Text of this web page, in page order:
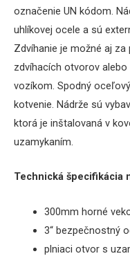
označenie UN kódom.
uhlíkovej ocele a sú
Zdvíhanie je možné aj
zdvíhacích otvorov
vozíkom. Spodný
kotvenie. Nádrže sú
ktorá je inštalovaná v
uzamykaním.
Technická špecifikácia
300mm horné
3“ bezpečnostný
plniaci otvor s